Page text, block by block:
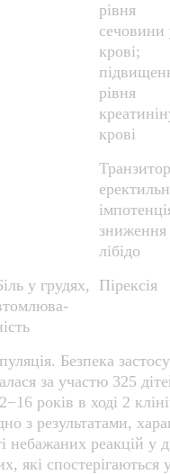
рівня
сечовини
крові;
рівня
крові
зниження
лібідо
у грудях,
Пірексія
Безпека
за участю 325
років в ході 2
з результатами,
небажаних реакцій у
які спостерігаються